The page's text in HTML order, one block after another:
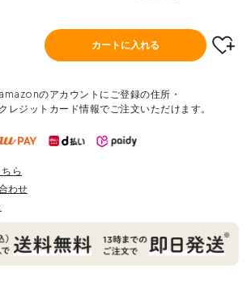
カートに入れる
amazonのアカウントにご登録の住所・
クレジットカード情報でご注文いただけます。
ら
わせ